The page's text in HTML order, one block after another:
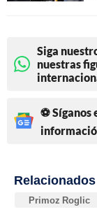
Siga
nuestras
⚽ Síganos
Relacionados
Primoz Roglic